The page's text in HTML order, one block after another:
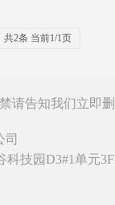
共2条 当前1/1页
请告知我们立即删
司
科技园D3#1单元3F